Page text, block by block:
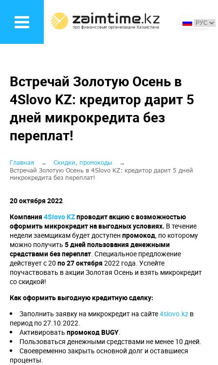
основному
Встречай Золотую Осень в
4Slovo KZ: кредитор дарит 5
дней микрокредита без
переплат!
Строка
навигации
Главная
Скидки, промокоды
Встречай Золотую Осень в 4Slovo KZ: кредитор дарит 5 дней
микрокредита без переплат!
20 октября 2022
Компания 4Slovo KZпроводит акцию с возможностью
оформить микрокредит на выгодных условиях. В течение
недели заемщикам будет доступен промокод, по которому
можно получить 5 дней пользования денежными
средствами без переплат. Специальное предложение
действует с 20 по 27 октября 2022 года. Успейте
поучаствовать в акции Золотая Осень и взять микрокредит
со скидкой!
Как оформить выгодную кредитную сделку:
Заполнить заявку на микрокредит на сайте4slovo.kz в
период по 27.10.2022.
Активировать промокод BUGY.
Пользоваться денежными средствами не менее 10 дней.
Своевременно закрыть основной долг и оставшиеся
проценты.